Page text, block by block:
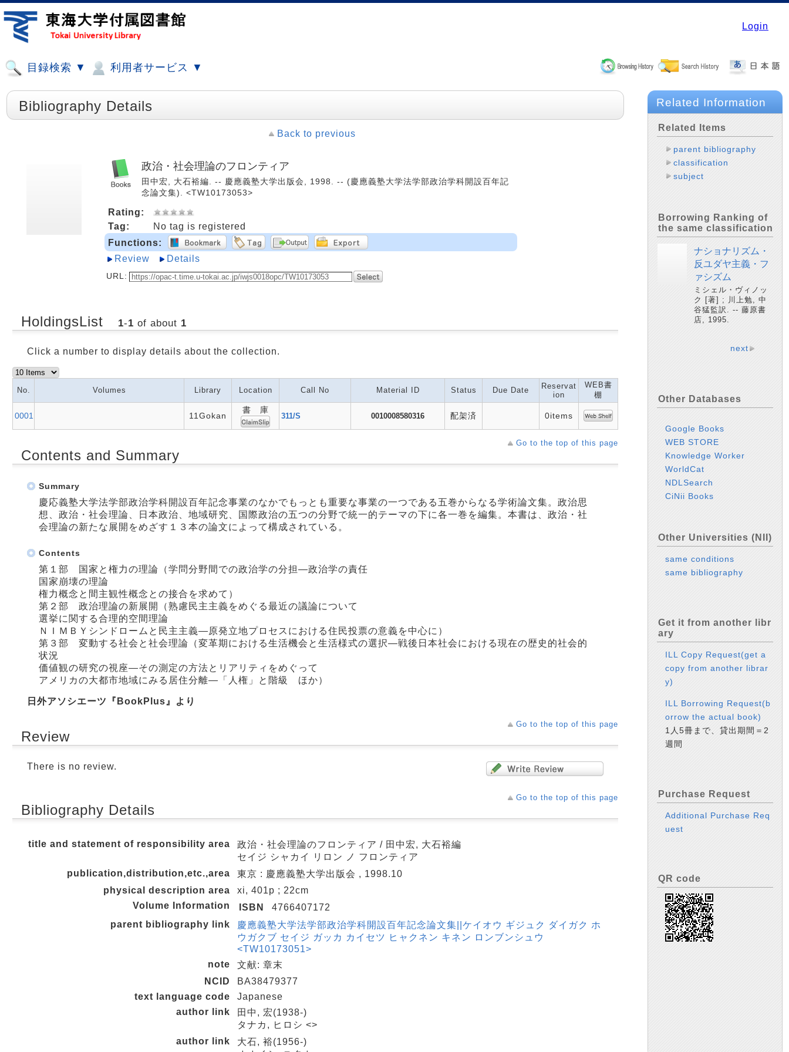
Login
目録検索 ▼ 利用者サービス ▼
Bibliography Details
Back to previous
政治・社会理論のフロンティア
田中宏, 大石裕編. -- 慶應義塾大学出版会, 1998. -- (慶應義塾大学法学部政治学科開設百年記
念論文集). <TW10173053>
Rating:
Tag:
No tag is registered
Functions:
Review
Details
URL:
HoldingsList 1-1 of about 1
Click a number to display details about the collection.
No. Volumes Library Location Call No Material ID Status Due Date
Reservat
ion
WEB書
棚
0001 11Gokan
書 庫
311/S 0010008580316 配架済 0items
Go to the top of this page
Contents and Summary
Summary
慶応義塾大学法学部政治学科開設百年記念事業のなかでもっとも重要な事業の一つである五巻からなる学術論文集。政治思
想、政治・社会理論、日本政治、地域研究、国際政治の五つの分野で統一的テーマの下に各一巻を編集。本書は、政治・社
会理論の新たな展開をめざす１３本の論文によって構成されている。
Contents
第１部 国家と権力の理論（学問分野間での政治学の分担―政治学の責任
国家崩壊の理論
権力概念と間主観性概念との接合を求めて）
第２部 政治理論の新展開（熟慮民主主義をめぐる最近の議論について
選挙に関する合理的空間理論
ＮＩＭＢＹシンドロームと民主主義―原発立地プロセスにおける住民投票の意義を中心に）
第３部 変動する社会と社会理論（変革期における生活機会と生活様式の選択―戦後日本社会における現在の歴史的社会的
状況
価値観の研究の視座―その測定の方法とリアリティをめぐって
アメリカの大都市地域にみる居住分離―「人権」と階級 ほか）
日外アソシエーツ『BookPlus』より
Go to the top of this page
Review
There is no review.
Go to the top of this page
Bibliography Details
title and statement of responsibility area
政治・社会理論のフロンティア / 田中宏, 大石裕編
セイジ シャカイ リロン ノ フロンティア
publication,distribution,etc.,area
東京 : 慶應義塾大学出版会 , 1998.10
physical description area
xi, 401p ; 22cm
Volume Information
ISBN
4766407172
parent bibliography link
慶應義塾大学法学部政治学科開設百年記念論文集||ケイオウ ギジュク ダイガク ホ
ウガクブ セイジ ガッカ カイセツ ヒャクネン キネン ロンブンシュウ
<TW10173051>
note
文献: 章末
NCID
BA38479377
text language code
Japanese
author link
田中, 宏(1938-)
タナカ, ヒロシ <>
author link
大石, 裕(1956-)
Related Information
Related Items
parent bibliography
classification
subject
Borrowing Ranking of
the same classification
ナショナリズム・
反ユダヤ主義・フ
ァシズム
ミシェル・ヴィノッ
ク [著] ; 川上勉, 中
谷猛監訳. -- 藤原書
店, 1995.
next
Other Databases
Google Books
WEB STORE
Knowledge Worker
WorldCat
NDLSearch
CiNii Books
Other Universities (NII)
same conditions
same bibliography
Get it from another libr
ary
ILL Copy Request(get a
copy from another librar
y)
ILL Borrowing Request(b
orrow the actual book)
1人5冊まで、貸出期間＝2
週間
Purchase Request
Additional Purchase Req
uest
QR code